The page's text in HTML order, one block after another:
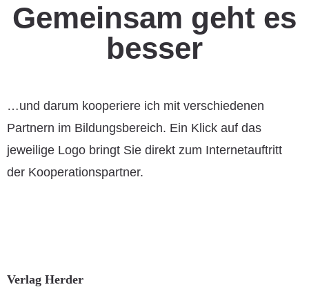
Gemeinsam geht es
besser
…und darum kooperiere ich mit verschiedenen
Partnern im Bildungsbereich. Ein Klick auf das
jeweilige Logo bringt Sie direkt zum Internetauftritt
der Kooperationspartner.
Verlag Herder